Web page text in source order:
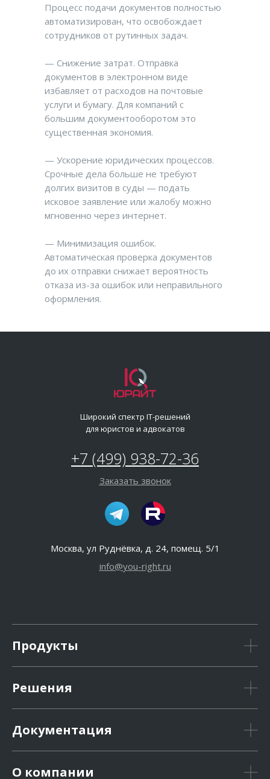
Процесс подачи документов полностью
автоматизирован, что освобождает
сотрудников от рутинных задач.
— Снижение затрат. Отправка
документов в электронном виде
избавляет от расходов на почтовые
услуги и бумагу. Для компаний с
большим документооборотом это
существенная экономия.
— Ускорение юридических процессов.
Срочные дела больше не требуют
долгих визитов в суды — подать
исковое заявление или жалобу можно
мгновенно через интернет.
— Минимизация ошибок.
Автоматическая проверка документов
до их отправки снижает вероятность
отказа из-за ошибок или неправильного
оформления.
+7 (499) 938-72-36
Москва, ул Руднёвка, д. 24, помещ. 5/1
info@you-right.ru
Широкий спектр IT-решений
для юристов и адвокатов
Заказать звонок
Продукты
Решения
Документация
О компании